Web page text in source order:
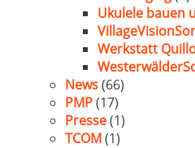
Ukulele bauen
Werkstatt
News(66)
PMP(17)
Presse(1)
TCOM(1)